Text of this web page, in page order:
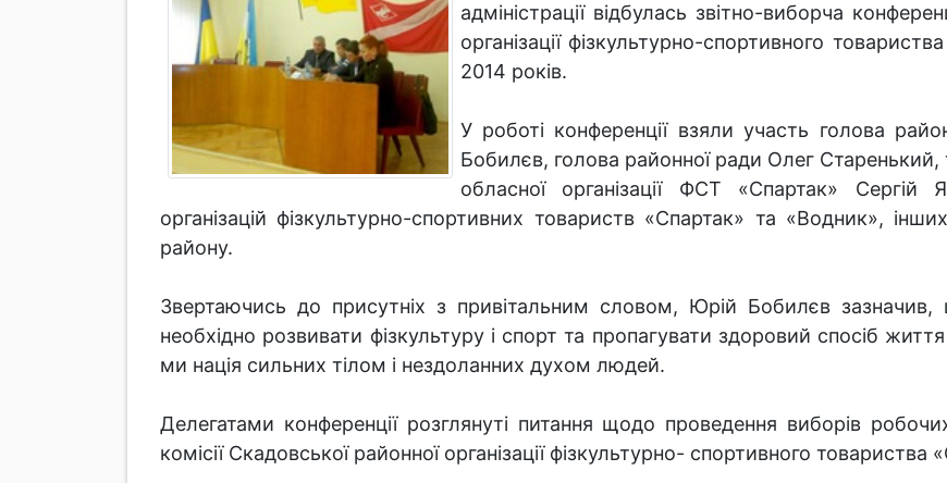
адміністрації відбулась звітно-виборча
організації фізкультурно-спортивного
2014 років.
У роботі конференції взяли участь голова
Бобилєв, голова районної ради Олег Старенький,
обласної організації ФСТ «Спартак» Сергій
організацій фізкультурно-спортивних товариств «Спартак» та «Водник»,
району.
Звертаючись до присутніх з привітальним словом, Юрій Бобилєв
необхідно розвивати фізкультуру і спорт та пропагувати здоровий спосіб
ми нація сильних тілом і нездоланних духом людей.
Делегатами конференції розглянуті питання щодо проведення виборів
комісії Скадовської районної організації фізкультурно- спортивного товариства